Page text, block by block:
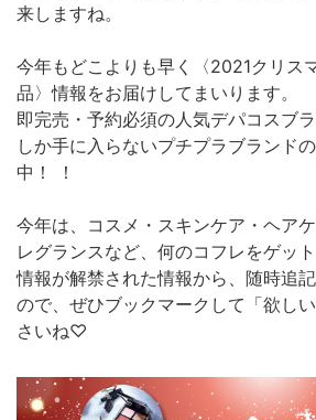
来しますね。
今年もどこよりも早く〈2021クリス
品〉情報をお届けしてまいります。
即完売・予約必須の人気デパコスブ
しか手に入らないプチプラブランド
中！ ！
今年は、コスメ・スキンケア・ヘア
レグランスなど、何のコフレをゲッ
情報が解禁された情報から、随時追
ので、ぜひブックマークして「欲し
さいね♡